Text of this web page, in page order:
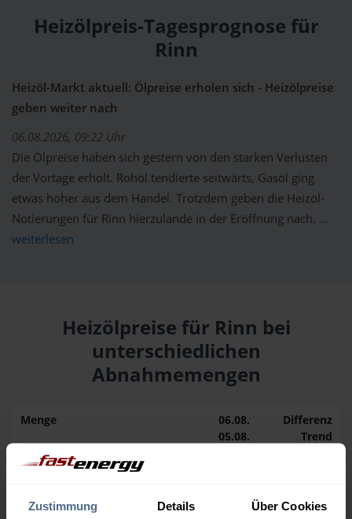
Zustimmung Details Über Cookies
Heizölpreis-Tagesprognose für
Rinn
Heizöl-Markt aktuell: Ölpreise erholen sich - Heizölpreise
geben weiter nach
06.08.2026, 09:22 Uhr
Die Ölpreise haben sich gestern von den starken Verlusten
der Vortage erholt. Rohöl tendierte seitwärts, Gasöl ging
etwas höher aus dem Handel. Trotzdem geben die Heizöl-
Notierungen für Rinn hierzulande in der Eröffnung nach. ...
weiterlesen
Heizölpreise für Rinn bei
unterschiedlichen
Abnahmemengen
Menge
06.08.
05.08.
Differenz
Trend
1.000 Liter